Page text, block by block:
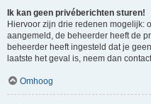
Ik kan geen privéberichten sturen!
Hiervoor zijn drie redenen mogelijk:
aangemeld, de beheerder heeft de
beheerder heeft ingesteld dat je
laatste het geval is, neem dan
Omhoog